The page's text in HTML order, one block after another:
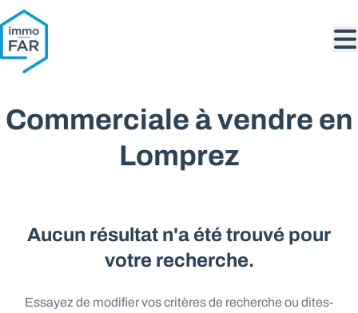
Aller au contenu principal
Commerciale à vendre en
Lomprez
Aucun résultat n'a été trouvé pour
votre recherche.
Essayez de modifier vos critères de recherche ou dites-